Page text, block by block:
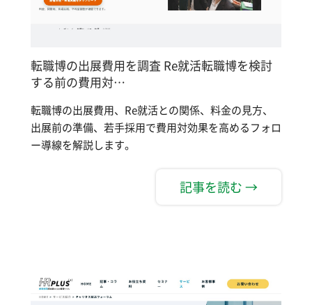
転職博の出展費用を調査 Re就活転職博を検討
する前の費用対…
転職博の出展費用、Re就活との関係、料金の見方、
出展前の準備、若手採用で費用対効果を高めるフォロ
ー導線を解説します。
記事を読む →